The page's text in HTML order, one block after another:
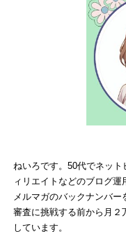
ねいろです。50代でネッ
ィリエイトなどのブログ
メルマガのバックナンバ
審査に挑戦する前から月２
しています。